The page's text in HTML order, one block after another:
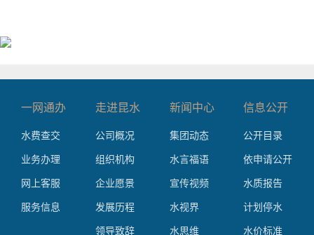
一网通办
水费查交
业务办理
网上客服
服务信息
走进昆水
公司概况
组织机构
企业愿景
发展历程
领导致辞
新闻中心
集团动态
水言福语
宣传视频
水视界
水思维
信息公开
公开目录
依申请公开
水质报告
计划停水
水价标准